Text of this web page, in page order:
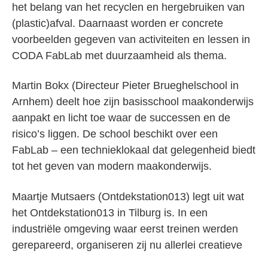
het belang van het recyclen en hergebruiken van
(plastic)afval. Daarnaast worden er concrete
voorbeelden gegeven van activiteiten en lessen in
CODA FabLab met duurzaamheid als thema.
Martin Bokx (Directeur Pieter Brueghelschool in
Arnhem) deelt hoe zijn basisschool maakonderwijs
aanpakt en licht toe waar de successen en de
risico’s liggen. De school beschikt over een
FabLab – een technieklokaal dat gelegenheid biedt
tot het geven van modern maakonderwijs.
Maartje Mutsaers (Ontdekstation013) legt uit wat
het Ontdekstation013 in Tilburg is. In een
industriële omgeving waar eerst treinen werden
gerepareerd, organiseren zij nu allerlei creatieve